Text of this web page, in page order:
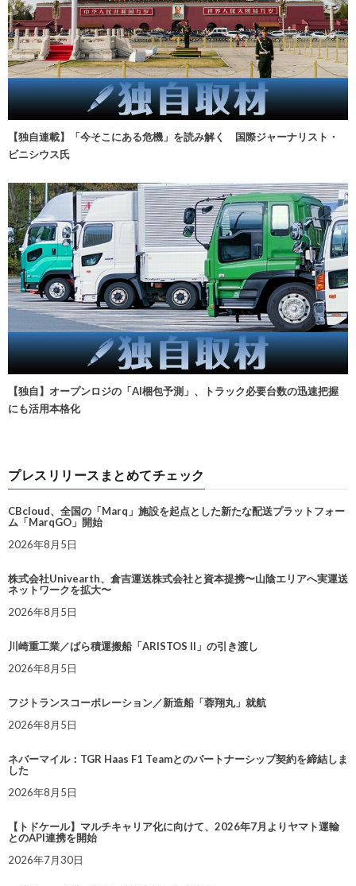
【独自連載】「今そこにある危機」を読み解く 国際ジャーナリスト・
ビニシウス氏
【独自】オープンロジの「AI梱包予測」、トラック必要台数の迅速把握
にも活用本格化
プレスリリースまとめてチェック
CBcloud、全国の「Marq」施設を起点とした新たな配送プラットフォー
ム「MarqGO」開始
2026年8月5日
株式会社Univearth、倉吉運送株式会社と資本提携〜山陰エリアへ実運送
ネットワークを拡大〜
2026年8月5日
川崎重工業／ばら積運搬船「ARISTOS II」の引き渡し
2026年8月5日
フジトランスコーポレーション／新造船「蓉翔丸」就航
2026年8月5日
ネバーマイル：TGR Haas F1 Teamとのパートナーシップ契約を締結しま
した
2026年8月5日
【トドケール】マルチキャリア化に向けて、2026年7月よりヤマト運輸
とのAPI連携を開始
2026年7月30日